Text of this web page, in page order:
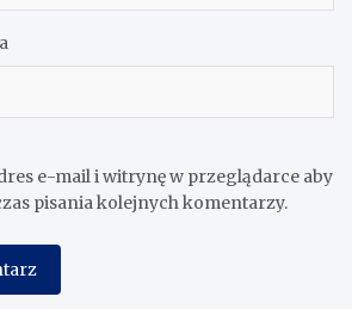
e-mail i witrynę w przeglądarce aby
pisania kolejnych komentarzy.